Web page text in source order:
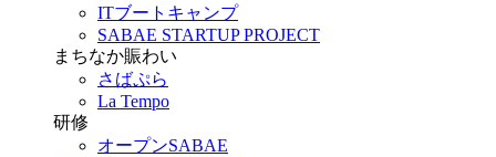
ITブートキャンプ
SABAE STARTUP PROJECT
まちなか賑わい
さばぷら
La Tempo
研修
オープンSABAE